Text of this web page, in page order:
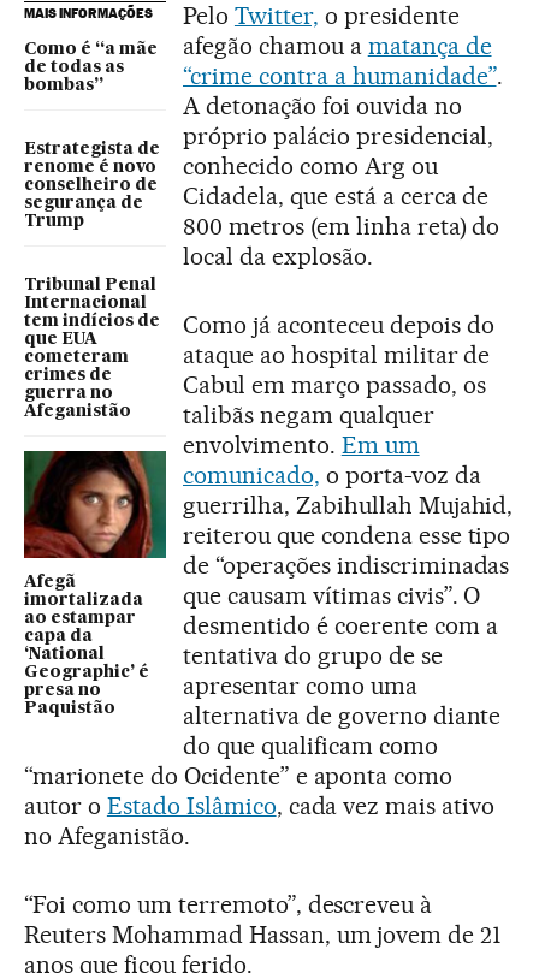
MAIS INFORMAÇÕES
Como é “a mãe
de todas as
bombas”
Estrategista de
renome é novo
conselheiro de
segurança de
Trump
Tribunal Penal
Internacional
tem indícios de
que EUA
cometeram
crimes de
guerra no
Afeganistão
Afegã
imortalizada
ao estampar
capa da
‘National
Geographic’ é
presa no
Paquistão
Pelo Twitter, o presidente
afegão chamou a matança de
“crime contra a humanidade”.
A detonação foi ouvida no
próprio palácio presidencial,
conhecido como Arg ou
Cidadela, que está a cerca de
800 metros (em linha reta) do
local da explosão.
Como já aconteceu depois do
ataque ao hospital militar de
Cabul em março passado, os
talibãs negam qualquer
envolvimento. Em um
comunicado, o porta-voz da
guerrilha, Zabihullah Mujahid,
reiterou que condena esse tipo
de “operações indiscriminadas
que causam vítimas civis”. O
desmentido é coerente com a
tentativa do grupo de se
apresentar como uma
alternativa de governo diante
do que qualificam como
“marionete do Ocidente” e aponta como
autor o Estado Islâmico, cada vez mais ativo
no Afeganistão.
“Foi como um terremoto”, descreveu à
Reuters Mohammad Hassan, um jovem de 21
anos que ficou ferido.